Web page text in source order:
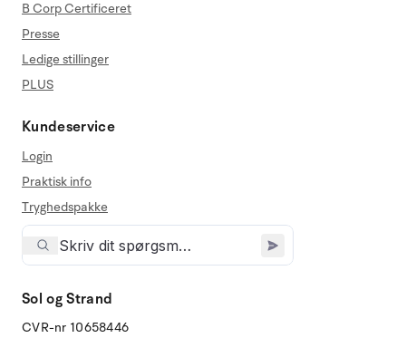
B Corp Certificeret
Presse
Ledige stillinger
PLUS
Kundeservice
Login
Praktisk info
Tryghedspakke
Sol og Strand
CVR-nr 10658446